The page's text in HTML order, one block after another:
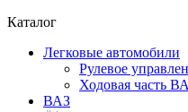
Каталог
Легковые автомобили
Рулевое
Ходовая часть
ВАЗ